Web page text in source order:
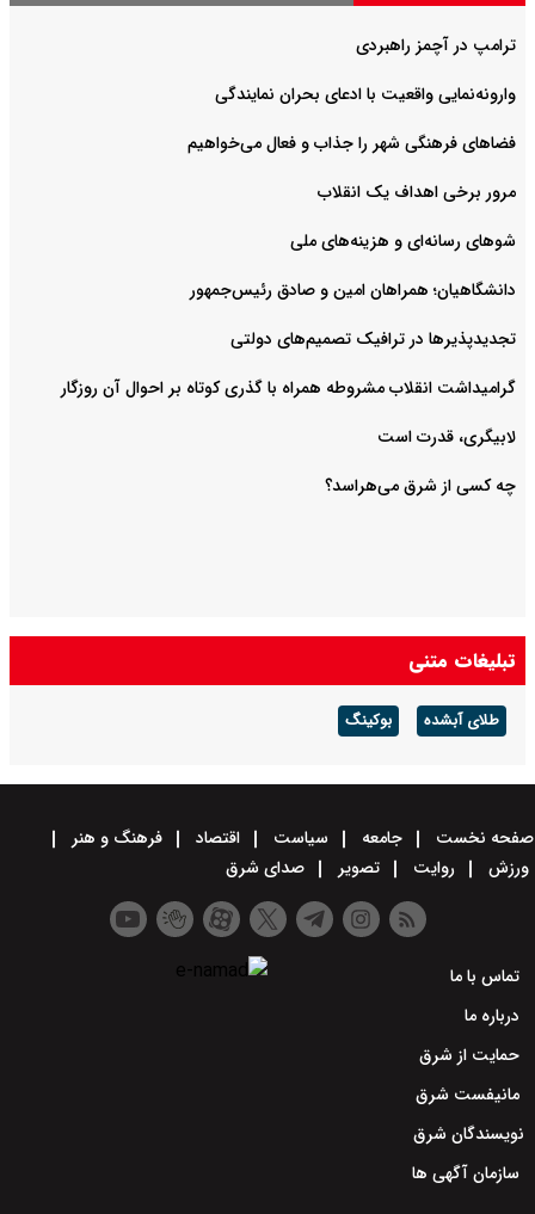
ترامپ در آچمز راهبردی
وارونه‌نمایی واقعیت با ادعای بحران نمایندگی
فضا‌های فرهنگی شهر را جذاب و فعال می‌‌خواهیم
مرور برخی اهداف یک انقلاب
شوهای رسانه‌ای و هزینه‌های ملی
دانشگاهیان؛ همراهان امین و صادق رئیس‌جمهور
تجدیدپذیرها در ترافیک تصمیم‌های دولتی
گرامیداشت انقلاب مشروطه همراه با گذری کوتاه بر احوال آن روزگار
لابیگری، قدرت است
چه کسی از شرق می‌هراسد؟
تبلیغات متنی
طلای آبشده بوکینگ
صفحه نخست جامعه سیاست اقتصاد
فرهنگ و هنر
ورزش
روایت تصویر صدای شرق
تماس با ما
درباره ما
حمایت از شرق
مانیفست شرق
نویسندگان شرق
سازمان آگهی ها